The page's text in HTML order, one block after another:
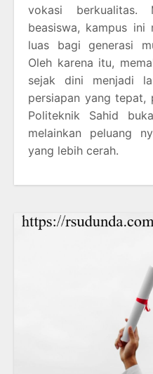
vokasi berkualitas.
beasiswa, kampus ini
luas bagi generasi
Oleh karena itu,
sejak dini menjadi
persiapan yang tepat,
Politeknik Sahid
melainkan peluang
yang lebih cerah.